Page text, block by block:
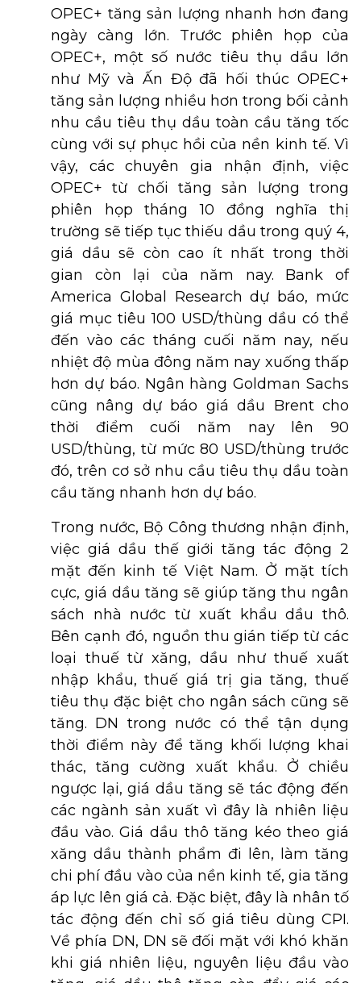
OPEC+ tăng sản lượng nhanh hơn đang
ngày càng lớn. Trước phiên họp của
OPEC+, một số nước tiêu thụ dầu lớn
như Mỹ và Ấn Độ đã hối thúc OPEC+
tăng sản lượng nhiều hơn trong bối cảnh
nhu cầu tiêu thụ dầu toàn cầu tăng tốc
cùng với sự phục hồi của nền kinh tế. Vì
vậy, các chuyên gia nhận định, việc
OPEC+ từ chối tăng sản lượng trong
phiên họp tháng 10 đồng nghĩa thị
trường sẽ tiếp tục thiếu dầu trong quý 4,
giá dầu sẽ còn cao ít nhất trong thời
gian còn lại của năm nay. Bank of
America Global Research dự báo, mức
giá mục tiêu 100 USD/thùng dầu có thể
đến vào các tháng cuối năm nay, nếu
nhiệt độ mùa đông năm nay xuống thấp
hơn dự báo. Ngân hàng Goldman Sachs
cũng nâng dự báo giá dầu Brent cho
thời điểm cuối năm nay lên 90
USD/thùng, từ mức 80 USD/thùng trước
đó, trên cơ sở nhu cầu tiêu thụ dầu toàn
cầu tăng nhanh hơn dự báo.
Trong nước, Bộ Công thương nhận định,
việc giá dầu thế giới tăng tác động 2
mặt đến kinh tế Việt Nam. Ở mặt tích
cực, giá dầu tăng sẽ giúp tăng thu ngân
sách nhà nước từ xuất khẩu dầu thô.
Bên cạnh đó, nguồn thu gián tiếp từ các
loại thuế từ xăng, dầu như thuế xuất
nhập khẩu, thuế giá trị gia tăng, thuế
tiêu thụ đặc biệt cho ngân sách cũng sẽ
tăng. DN trong nước có thể tận dụng
thời điểm này để tăng khối lượng khai
thác, tăng cường xuất khẩu. Ở chiều
ngược lại, giá dầu tăng sẽ tác động đến
các ngành sản xuất vì đây là nhiên liệu
đầu vào. Giá dầu thô tăng kéo theo giá
xăng dầu thành phẩm đi lên, làm tăng
chi phí đầu vào của nền kinh tế, gia tăng
áp lực lên giá cả. Đặc biệt, đây là nhân tố
tác động đến chỉ số giá tiêu dùng CPI.
Về phía DN, DN sẽ đối mặt với khó khăn
khi giá nhiên liệu, nguyên liệu đầu vào